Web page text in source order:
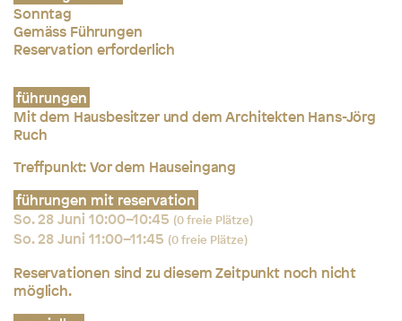
Sonntag
Gemäss Führungen
Reservation erforderlich
führungen
Mit dem Hausbesitzer und dem Architekten Hans-Jörg
Ruch
Treffpunkt: Vor dem Hauseingang
führungen mit reservation
So. 28 Juni 10:00–10:45 (0 freie Plätze)
So. 28 Juni 11:00–11:45 (0 freie Plätze)
Reservationen sind zu diesem Zeitpunkt noch nicht
möglich.